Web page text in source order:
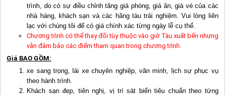
trình, do có sự điều chỉnh tăng giá phòng, giá ăn, giá vé của các
nhà hàng, khách sạn và các hãng tàu trải nghiệm. Vui lòng liên
lạc với chúng tôi để có giá chính xác từng ngày lễ cụ thể.
Chương trình có thể thay đổi tùy thuộc vào giờ Tàu xuất bến nhưng
vẫn đảm bảo các điểm tham quan trong chương trình.
Giá BAO GỒM:
xe sang trọng, lái xe chuyên nghiệp, văn minh, lịch sự phục vụ
theo hành trình.
Khách sạn đẹp, tiên nghị, vị trí sát biển tiêu chuẩn theo từng